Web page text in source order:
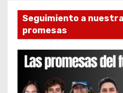
Seguimiento a
promesas